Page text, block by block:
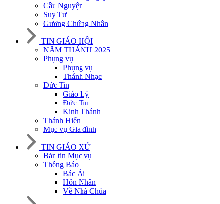
Cầu Nguyện
Suy Tư
Gương Chứng Nhân
TIN GIÁO HỘI
NĂM THÁNH 2025
Phụng vụ
Phụng vụ
Thánh Nhạc
Đức Tin
Giáo Lý
Đức Tin
Kinh Thánh
Thánh Hiến
Mục vụ Gia đình
TIN GIÁO XỨ
Bản tin Mục vụ
Thông Báo
Bác Ái
Hôn Nhân
Về Nhà Chúa